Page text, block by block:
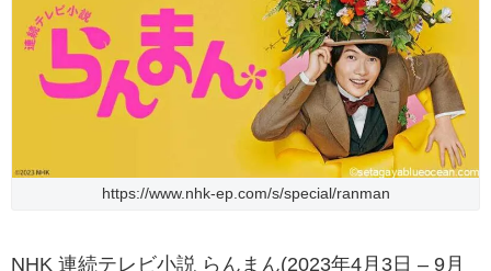
https://www.nhk-ep.com/s/special/ranman
NHK 連続テレビ小説 らんまん(2023年4月3日 – 9月